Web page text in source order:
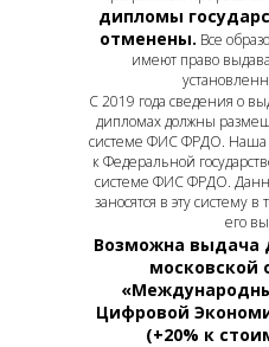
дипломы
отменены. Все
имеют право
С 2019 года сведения о
дипломах должны
системе ФИС ФРДО. Наша
к Федеральной
системе ФИС ФРДО.
заносятся в эту систему
его
Возможна выдача
московской
Цифровой
(+20% к